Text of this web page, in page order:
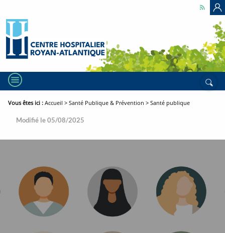
au
contenu
principal
au
principal
au
page
MENU
Vous êtes ici : Fil
Accueil Santé Publique & Prévention Santé publique
Santé
Modifié le 05/08/2025